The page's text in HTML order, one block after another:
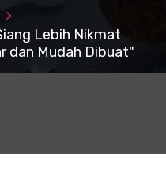
Lebih Nikmat
dan Mudah Dibuat"